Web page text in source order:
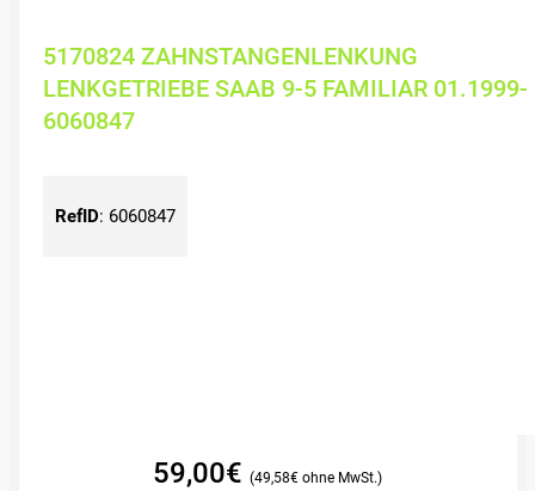
5170824 ZAHNSTANGENLENKUNG
LENKGETRIEBE SAAB 9-5 FAMILIAR 01.1999-
6060847
RefID: 6060847
59,00€ 49,58€